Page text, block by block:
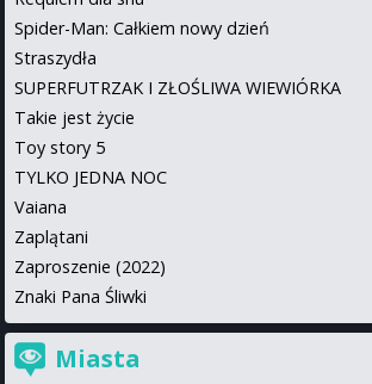
Spider-Man: Całkiem nowy dzień
Straszydła
SUPERFUTRZAK I ZŁOŚLIWA WIEWIÓRKA
Takie jest życie
Toy story 5
TYLKO JEDNA NOC
Vaiana
Zaplątani
Zaproszenie (2022)
Znaki Pana Śliwki
Miasta